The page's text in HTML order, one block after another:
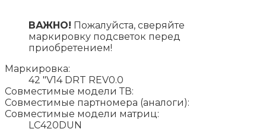
ВАЖНО! Пожалуйста, сверяйте
маркировку подсветок перед
приобретением!
Маркировка:
42 "V14 DRT REV0.0
Совместимые модели ТВ:
Совместимые партномера (аналоги):
Совместимые модели матриц:
LC420DUN